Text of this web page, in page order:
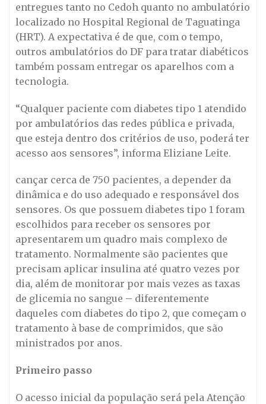
entregues tanto no Cedoh quanto no ambulatório
localizado no Hospital Regional de Taguatinga
(HRT). A expectativa é de que, com o tempo,
outros ambulatórios do DF para tratar diabéticos
também possam entregar os aparelhos com a
tecnologia.
“Qualquer paciente com diabetes tipo 1 atendido
por ambulatórios das redes pública e privada,
que esteja dentro dos critérios de uso, poderá ter
acesso aos sensores”, informa Eliziane Leite.
cançar cerca de 750 pacientes, a depender da
dinâmica e do uso adequado e responsável dos
sensores. Os que possuem diabetes tipo 1 foram
escolhidos para receber os sensores por
apresentarem um quadro mais complexo de
tratamento. Normalmente são pacientes que
precisam aplicar insulina até quatro vezes por
dia, além de monitorar por mais vezes as taxas
de glicemia no sangue – diferentemente
daqueles com diabetes do tipo 2, que começam o
tratamento à base de comprimidos, que são
ministrados por anos.
Primeiro passo
O acesso inicial da população será pela Atenção